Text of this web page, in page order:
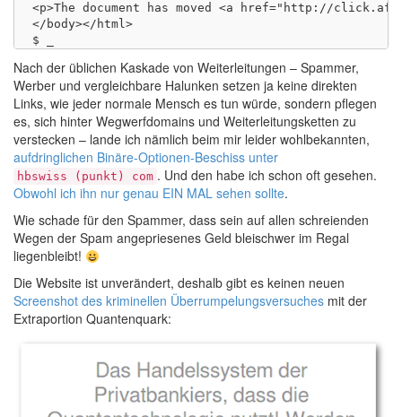
<p>The document has moved <a href="http://
</body></html>
Nach der üblichen Kaskade von Weiterleitungen – Spammer,
Werber und vergleichbare Halunken setzen ja keine direkten
Links, wie jeder normale Mensch es tun würde, sondern pflegen
es, sich hinter Wegwerfdomains und Weiterleitungsketten zu
verstecken – lande ich nämlich beim mir leider wohlbekannten,
aufdringlichen Binäre-Optionen-Beschiss unter
hbswiss (punkt) com . Und den habe ich schon oft gesehen.
Obwohl ich ihn nur genau EIN MAL sehen sollte.
Wie schade für den Spammer, dass sein auf allen schreienden
Wegen der Spam angepriesenes Geld bleischwer im Regal
liegenbleibt!
Die Website ist unverändert, deshalb gibt es keinen neuen
Screenshot des kriminellen Überrumpelungsversuches mit der
Extraportion Quantenquark: